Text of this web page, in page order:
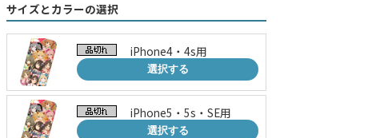
サイズとカラーの選択
iPhone4・4s用
選択する
iPhone5・5s・SE用
選択する